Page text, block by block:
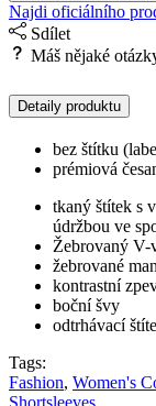
Najdi oficiálního
Sdílet
Máš nějaké
Detaily produktu
bez štítku
prémiová
tkaný štítek s
údržbou ve
Žebrovaný V-
žebrované
kontrastní
boční švy
odtrhávací
Tags:
Fashion, Women's
Shortsleeves